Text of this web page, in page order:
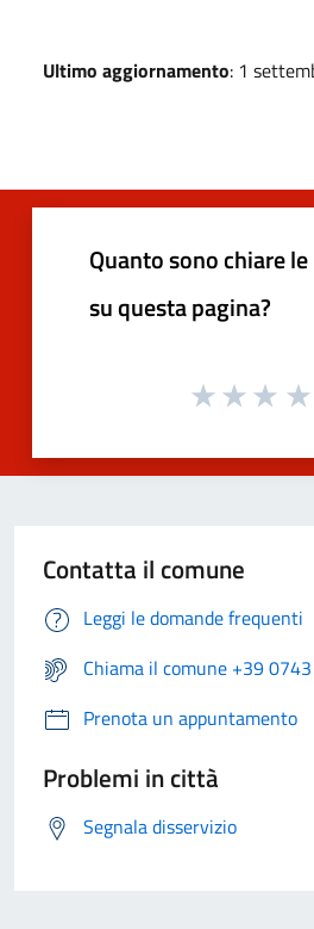
Ultimo aggiornamento: 1
Quanto sono chiare
su questa pagina?
Contatta il comune
Leggi le domande frequenti
Chiama il comune +39
Prenota un appuntamento
Problemi in città
Segnala disservizio